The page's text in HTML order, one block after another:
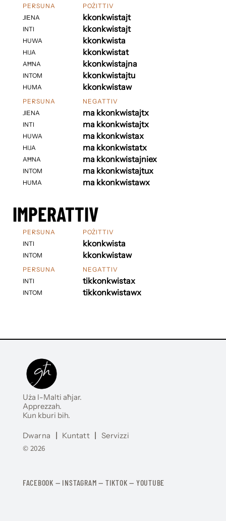
PERSUNA
JIENA
INTI
HUWA
HIJA
AĦNA
INTOM
HUMA
POŻITTIV
kkonkwistajt
kkonkwistajt
kkonkwista
kkonkwistat
kkonkwistajna
kkonkwistajtu
kkonkwistaw
PERSUNA
JIENA
INTI
HUWA
HIJA
AĦNA
INTOM
HUMA
NEGATTIV
ma kkonkwistajtx
ma kkonkwistajtx
ma kkonkwistax
ma kkonkwistatx
ma kkonkwistajniex
ma kkonkwistajtux
ma kkonkwistawx
IMPERATTIV
PERSUNA
INTI
INTOM
POŻITTIV
kkonkwista
kkonkwistaw
PERSUNA
INTI
INTOM
NEGATTIV
tikkonkwistax
tikkonkwistawx
Uża l-Malti aħjar.
Apprezzah.
Kun kburi bih.
Dwarna | Kuntatt | Servizzi
© 2026
FACEBOOK — INSTAGRAM — TIKTOK — YOUTUBE